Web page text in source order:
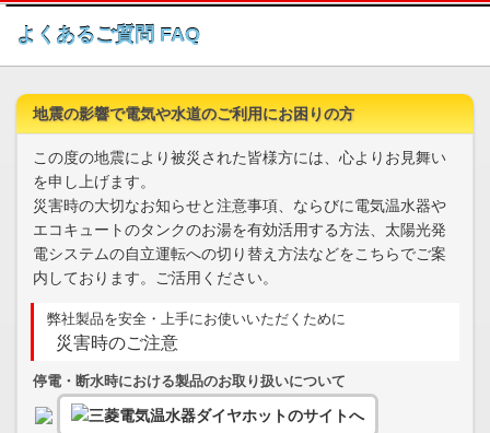
このページの本文へ
よくあるご質問 FAQ
地震の影響で電気や水道のご利用にお困りの方
この度の地震により被災された皆様方には、心よりお見舞い
を申し上げます。
災害時の大切なお知らせと注意事項、ならびに電気温水器や
エコキュートのタンクのお湯を有効活用する方法、太陽光発
電システムの自立運転への切り替え方法などをこちらでご案
内しております。ご活用ください。
弊社製品を安全・上手にお使いいただくために
災害時のご注意
停電・断水時における製品のお取り扱いについて